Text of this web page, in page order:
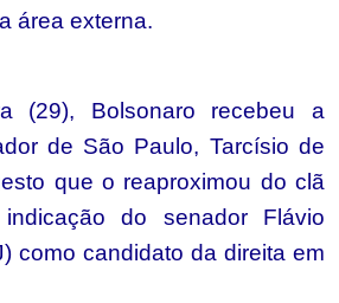
área externa.
(29), Bolsonaro recebeu a
de São Paulo, Tarcísio de
que o reaproximou do clã
do senador Flávio
como candidato da direita em